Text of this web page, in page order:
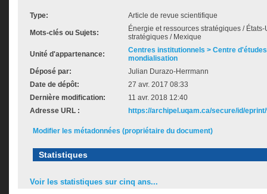
Type: Article de revue scientifique
Mots-clés ou Sujets:
Énergie et ressources stratégiques /
stratégiques / Mexique
Unité d'appartenance:
Centres institutionnels > Centre
mondialisation
Déposé par:
Julian Durazo-Herrmann
Date de dépôt:
27 avr. 2017 08:33
Dernière modification:
11 avr. 2018 12:40
Adresse URL :
https://archipel.uqam.ca/secure/id/
Modifier les métadonnées (propriétaire du document)
Statistiques
Voir les statistiques sur cinq ans...